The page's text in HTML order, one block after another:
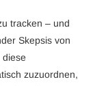
tracken – und
Skepsis von
diese
zuzuordnen,